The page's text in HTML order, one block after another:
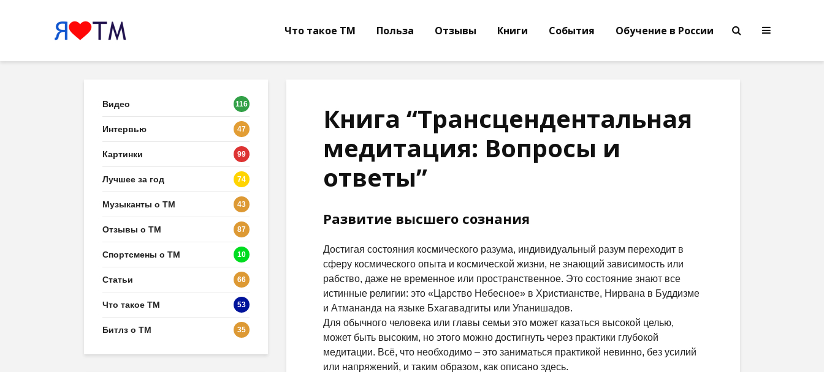
Что такое ТМ Польза Отзывы Книги События Обучение в России
Книга “Трансцендентальная
медитация: Вопросы и
ответы”
Развитие высшего сознания
Достигая состояния космического разума, индивидуальный разум переходит в
сферу космического опыта и космической жизни, не знающий зависимость или
рабство, даже не временное или пространственное. Это состояние знают все
истинные религии: это «Царство Небесное» в Христианстве, Нирвана в Буддизме
и Атмананда на языке Бхагавадгиты или Упанишадов.
Для обычного человека или главы семьи это может казаться высокой целью,
может быть высоким, но этого можно достигнуть через практики глубокой
медитации. Всё, что необходимо – это заниматься практикой невинно, без усилий
или напряжений, и таким образом, как описано здесь.
Видео 116
Интервью 47
Картинки 99
Лучшее за год 74
Музыканты о ТМ 43
Отзывы о ТМ 87
Спортсмены о ТМ 10
Статьи 66
Что такое ТМ 53
Битлз о ТМ 35